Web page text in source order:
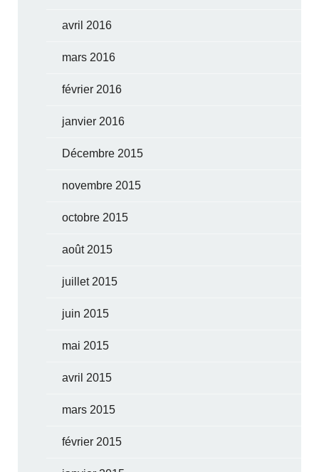
avril 2016
mars 2016
février 2016
janvier 2016
Décembre 2015
novembre 2015
octobre 2015
août 2015
juillet 2015
juin 2015
mai 2015
avril 2015
mars 2015
février 2015